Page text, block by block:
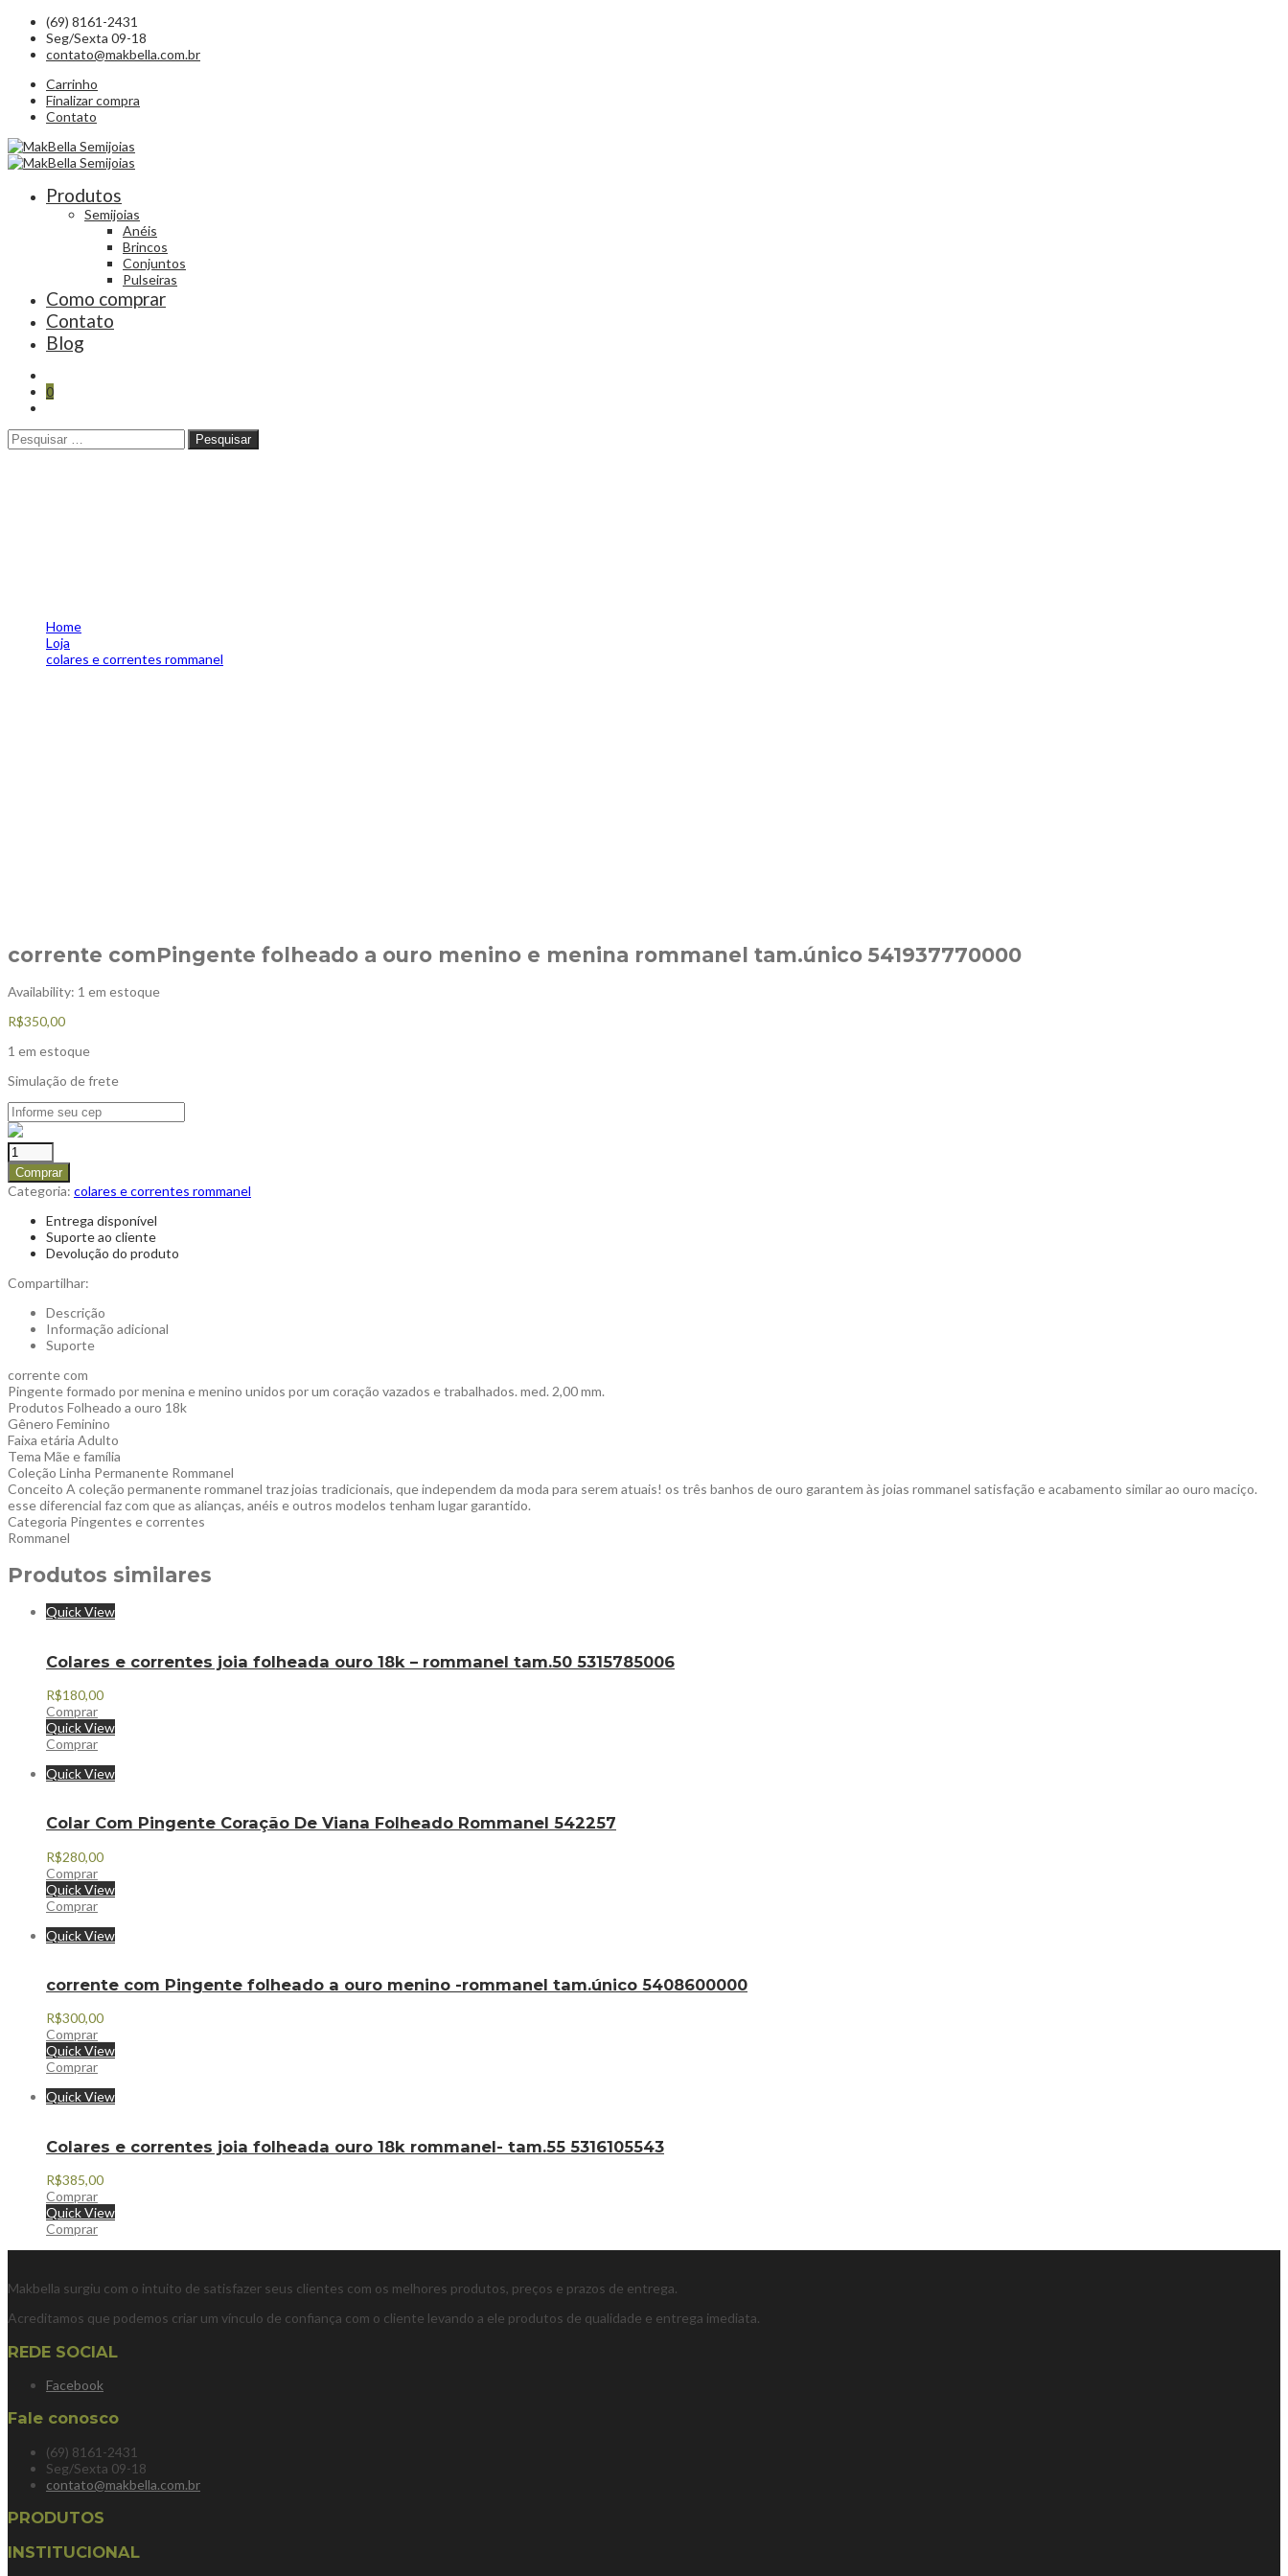
(69) 8161-2431
Seg/Sexta 09-18
contato@makbella.com.br
Carrinho
Finalizar compra
Contato
Produtos
Semijoias
Anéis
Brincos
Conjuntos
Pulseiras
Como comprar
Contato
Blog
0
Pesquisar Pesquisar
Home
Loja
colares e correntes rommanel
corrente comPingente folheado a ouro menino e menina rommanel tam.único 541937770000
Availability: 1 em estoque
R$350,00
1 em estoque
Simulação de frete
Comprar
Categoria: colares e correntes rommanel
Entrega disponível
Suporte ao cliente
Devolução do produto
Compartilhar:
Descrição
Informação adicional
Suporte
corrente com
Pingente formado por menina e menino unidos por um coração vazados e trabalhados. med. 2,00 mm.
Produtos Folheado a ouro 18k
Gênero Feminino
Faixa etária Adulto
Tema Mãe e família
Coleção Linha Permanente Rommanel
Conceito A coleção permanente rommanel traz joias tradicionais, que independem da moda para serem atuais! os três banhos de ouro garantem às joias rommanel satisfação e acabamento similar ao ouro maciço.
esse diferencial faz com que as alianças, anéis e outros modelos tenham lugar garantido.
Categoria Pingentes e correntes
Rommanel
Produtos similares
Quick View
Colares e correntes joia folheada ouro 18k – rommanel tam.50 5315785006
R$180,00
Comprar
Quick View
Comprar
Quick View
Colar Com Pingente Coração De Viana Folheado Rommanel 542257
R$280,00
Comprar
Quick View
Comprar
Quick View
corrente com Pingente folheado a ouro menino -rommanel tam.único 5408600000
R$300,00
Comprar
Quick View
Comprar
Quick View
Colares e correntes joia folheada ouro 18k rommanel- tam.55 5316105543
R$385,00
Comprar
Quick View
Comprar
Makbella surgiu com o intuito de satisfazer seus clientes com os melhores produtos, preços e prazos de entrega.
Acreditamos que podemos criar um vínculo de confiança com o cliente levando a ele produtos de qualidade e entrega imediata.
REDE SOCIAL
Facebook
Fale conosco
(69) 8161-2431
Seg/Sexta 09-18
contato@makbella.com.br
PRODUTOS
INSTITUCIONAL